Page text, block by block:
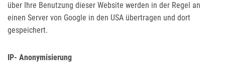
über Ihre Benutzung dieser Website werden in der Regel an
einen Server von Google in den USA übertragen und dort
gespeichert.
IP- Anonymisierung